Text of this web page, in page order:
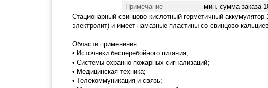
Примечание
мин. сумма заказа
Стационарный свинцово-кислотный герметичный
электролит) и имеет намазные пластины со свинцово-
Области применения:
• Источники бесперебойного питания;
• Системы охранно-пожарных сигнализаций;
• Медицинская техника;
• Телекоммуникация и связь;